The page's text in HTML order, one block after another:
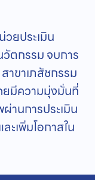
ยประเมิน
ตกรรม จบการ
ขาเภสัชกรรม
ยมีความมุ่งมั่นที่
านการประเมิน
ะเพิ่มโอกาสใน